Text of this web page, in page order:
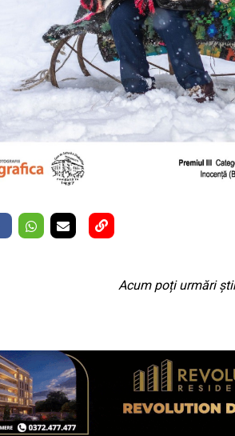
Acum poți urmări